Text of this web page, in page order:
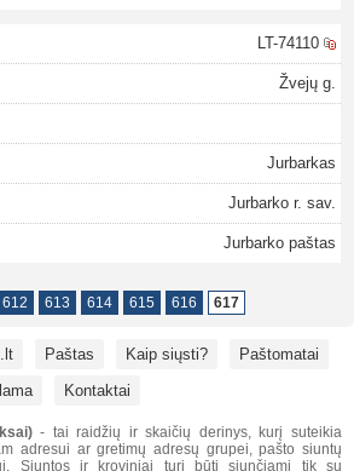
LT-74110
Žvejų g.
Jurbarkas
Jurbarko r. sav.
Jurbarko paštas
612 613 614 615 616 617
Paštas Kaip siųsti?
Paštomatai
Kontaktai
- tai raidžių ir skaičių derinys, kurį suteikia
adresui ar gretimų adresų grupei, pašto siuntų
Siuntos ir kroviniai turi būti siunčiami tik su